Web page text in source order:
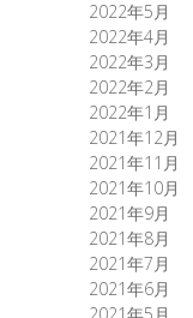
2022年5月
2022年4月
2022年3月
2022年2月
2022年1月
2021年12月
2021年11月
2021年10月
2021年9月
2021年8月
2021年7月
2021年6月